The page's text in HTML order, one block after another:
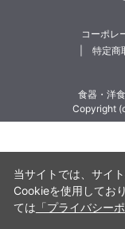
コーポレ
特定商
食器・洋
Copyright
当サイトでは、サイ
Cookieを使用してお
ては 「プライバシー